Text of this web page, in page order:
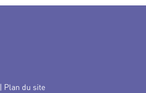
| Plan du site